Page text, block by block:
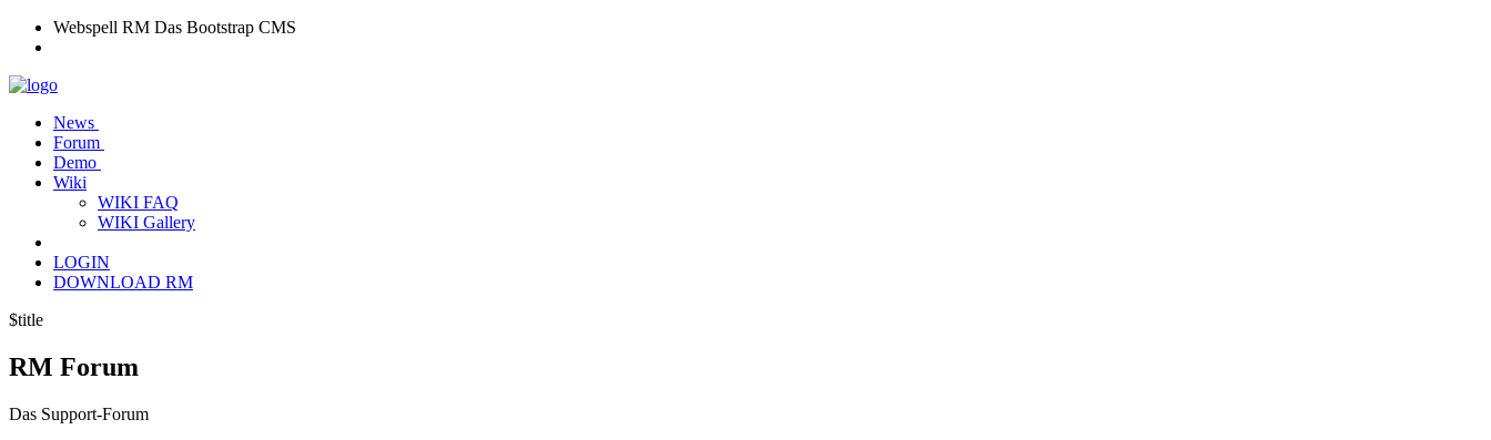
Webspell RM Das Bootstrap CMS
News
Forum
Demo
Wiki
WIKI FAQ
WIKI Gallery
LOGIN
DOWNLOAD RM
$title
RM Forum
Das Support-Forum